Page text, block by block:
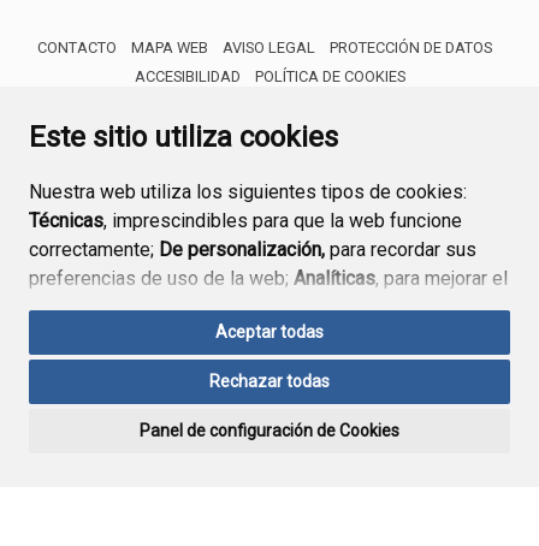
Este sitio utiliza cookies
Nuestra web utiliza los siguientes tipos de cookies:
Técnicas, imprescindibles para que la web funcione
correctamente; De personalización, para recordar sus
preferencias de uso de la web; Analíticas, para mejorar el
funcionamiento de la web y sus servicios.
Si acepta pulsando el botón“Aceptar todas”
consideramos que acepta su uso. Si pulsa el botón
ninguna acción, se guardarán las cookies técnicas
Aceptar todas
Rechazar todas
Panel de configuración de Cookies
CONTACTO MAPA WEB AVISO LEGAL
PROTECCIÓN DE DATOS
ACCESIBILIDAD
POLÍTICA DE COOKIES